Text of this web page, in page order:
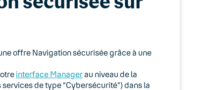
offre Navigation sécurisée grâce à une
interface Managerau niveau de la
de type “Cybersécurité”) dans la